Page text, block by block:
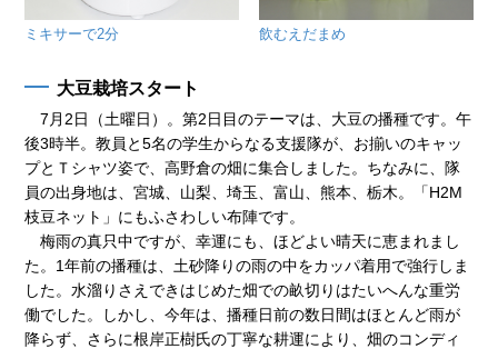
ミキサーで2分 飲むえだまめ
大豆栽培スタート
7月2日（土曜日）。第2日目のテーマは、大豆の播種です。午
後3時半。教員と5名の学生からなる支援隊が、お揃いのキャッ
プとＴシャツ姿で、高野倉の畑に集合しました。ちなみに、隊
員の出身地は、宮城、山梨、埼玉、富山、熊本、栃木。「H2M
枝豆ネット」にもふさわしい布陣です。
梅雨の真只中ですが、幸運にも、ほどよい晴天に恵まれまし
た。1年前の播種は、土砂降りの雨の中をカッパ着用で強行しま
した。水溜りさえできはじめた畑での畝切りはたいへんな重労
働でした。しかし、今年は、播種日前の数日間はほとんど雨が
降らず、さらに根岸正樹氏の丁寧な耕運により、畑のコンディ